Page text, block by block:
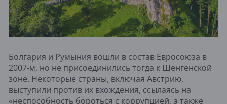
Болгария и Румыния вошли в состав Евросоюза в
2007-м, но не присоединились тогда к Шенгенской
зоне. Некоторые страны, включая Австрию,
выступили против их вхождения, ссылаясь на
«неспособность бороться с коррупцией, а также